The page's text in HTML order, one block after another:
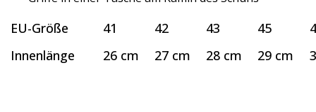
EU-Größe 41 42 43 45
Innenlänge
26 cm 27 cm 28 cm 29 cm